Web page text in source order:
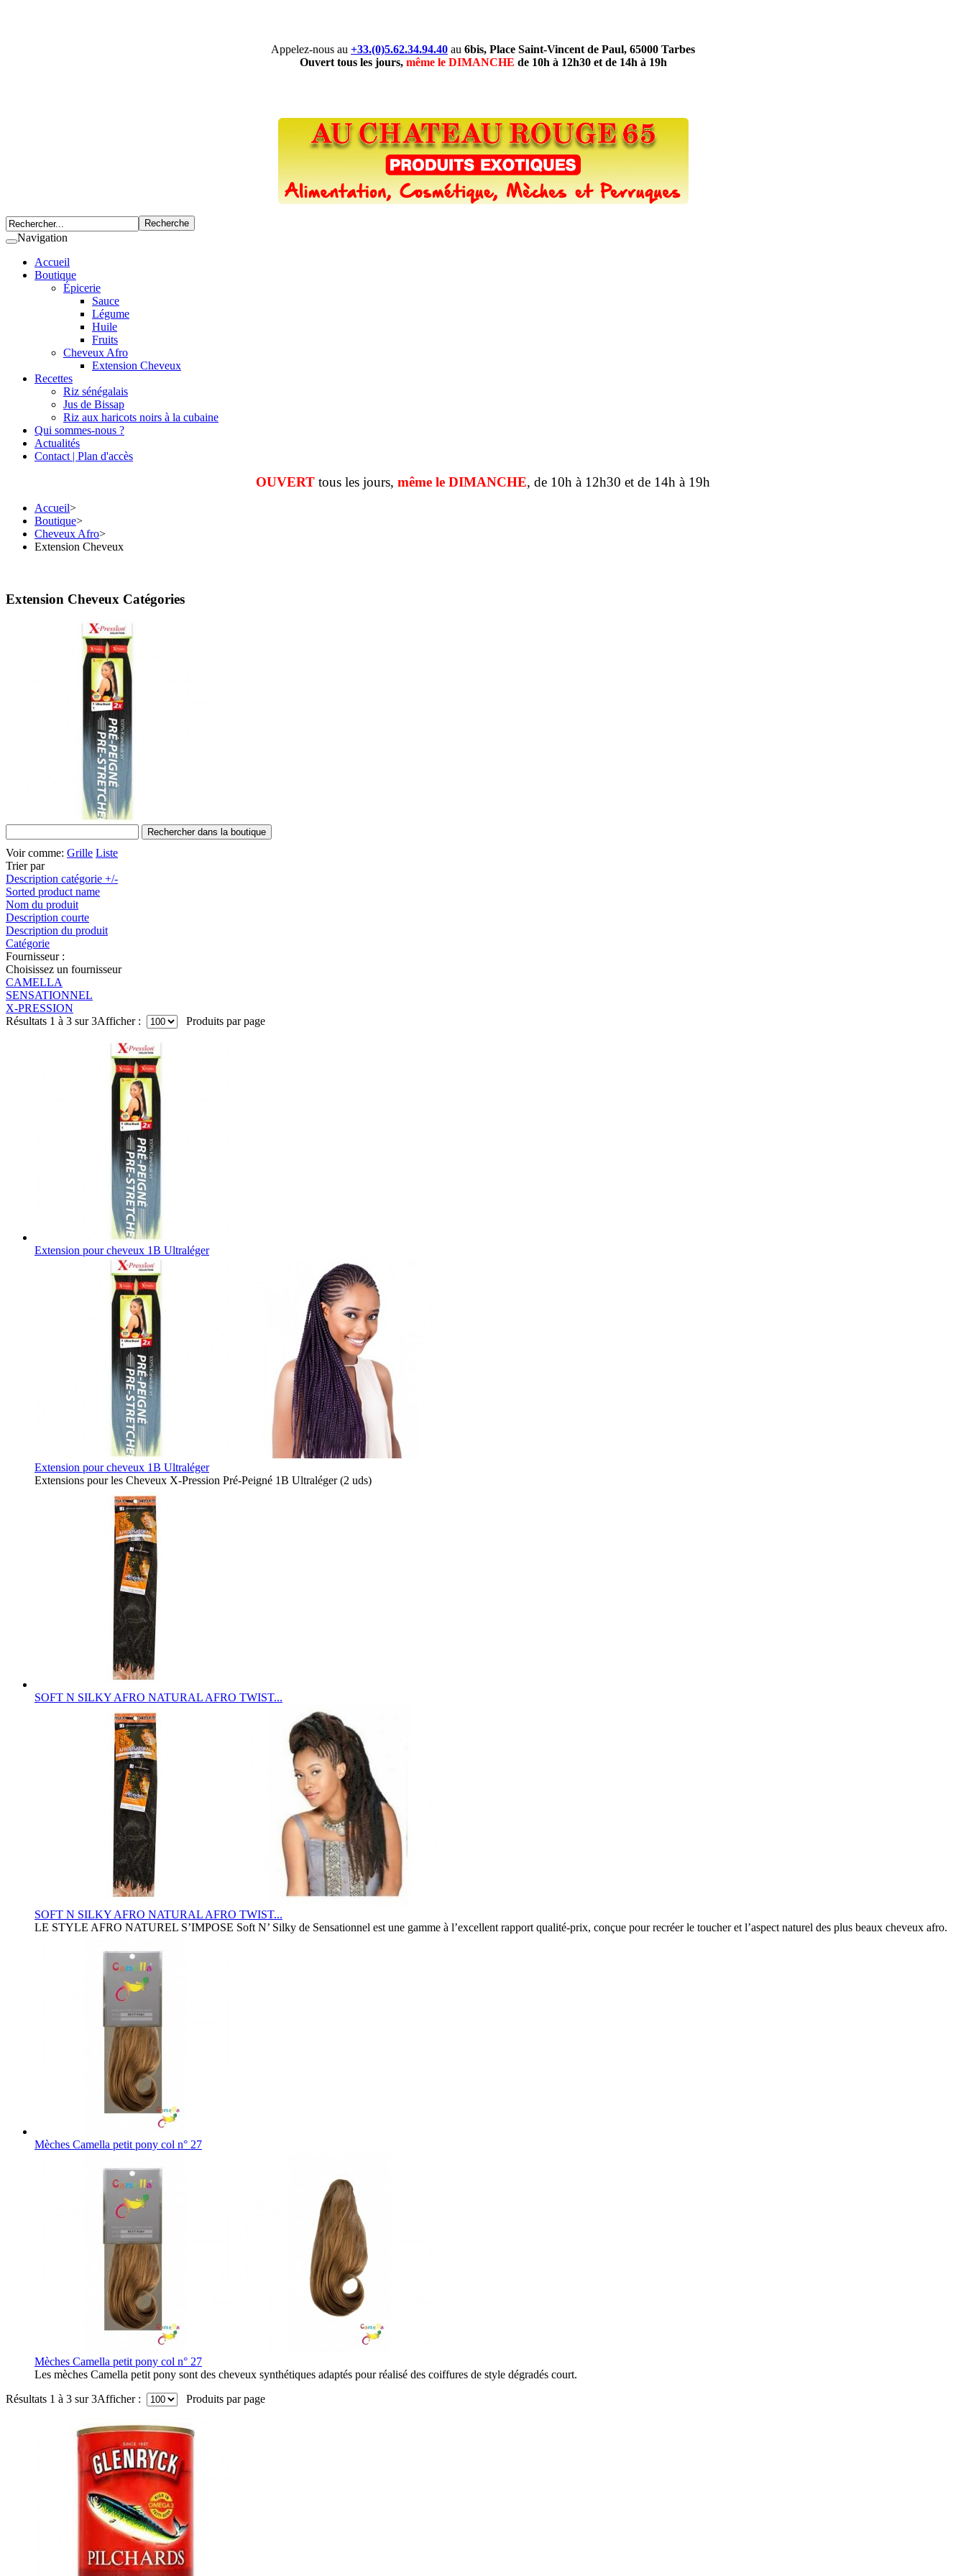
Appelez-nous au +33.(0)5.62.34.94.40 au 6bis, Place Saint-Vincent de Paul, 65000 Tarbes
Ouvert tous les jours, même le DIMANCHE de 10h à 12h30 et de 14h à 19h
Navigation
Accueil
Boutique
Épicerie
Sauce
Légume
Huile
Fruits
Cheveux Afro
Extension Cheveux
Recettes
Riz sénégalais
Jus de Bissap
Riz aux haricots noirs à la cubaine
Qui sommes-nous ?
Actualités
Contact | Plan d'accès
OUVERT tous les jours, même le DIMANCHE, de 10h à 12h30 et de 14h à 19h
Accueil>
Boutique>
Cheveux Afro>
Extension Cheveux
Extension Cheveux Catégories
Voir comme: Grille Liste
Trier par
Description catégorie +/-
Sorted product name
Nom du produit
Description courte
Description du produit
Catégorie
Fournisseur :
Choisissez un fournisseur
CAMELLA
SENSATIONNEL
X-PRESSION
Résultats 1 à 3 sur 3Afficher : Produits par page
Extension pour cheveux 1B Ultraléger
Extension pour cheveux 1B Ultraléger
Extensions pour les Cheveux X-Pression Pré-Peigné 1B Ultraléger (2 uds)
SOFT N SILKY AFRO NATURAL AFRO TWIST...
SOFT N SILKY AFRO NATURAL AFRO TWIST...
LE STYLE AFRO NATUREL S’IMPOSE Soft N’ Silky de Sensationnel est une gamme à l’excellent rapport qualité-prix, conçue pour recréer le toucher et l’aspect naturel des plus beaux cheveux afro.
Mèches Camella petit pony col n° 27
Mèches Camella petit pony col n° 27
Les mèches Camella petit pony sont des cheveux synthétiques adaptés pour réalisé des coiffures de style dégradés court.
Résultats 1 à 3 sur 3Afficher : Produits par page